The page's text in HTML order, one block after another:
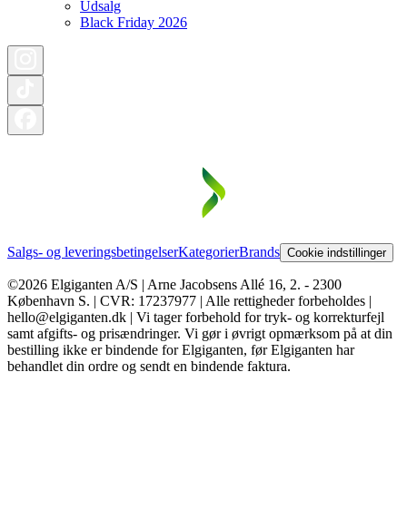
Udsalg
Black Friday 2026
Salgs- og leveringsbetingelserKategorierBrands Cookie indstillinger
©2026 Elgiganten A/S | Arne Jacobsens Allé 16, 2. - 2300
København S. | CVR: 17237977 | Alle rettigheder forbeholdes |
hello@elgiganten.dk | Vi tager forbehold for tryk- og korrekturfejl
samt afgifts- og prisændringer. Vi gør i øvrigt opmærksom på at din
bestilling ikke er bindende for Elgiganten, før Elgiganten har
behandlet din ordre og sendt en bindende faktura.